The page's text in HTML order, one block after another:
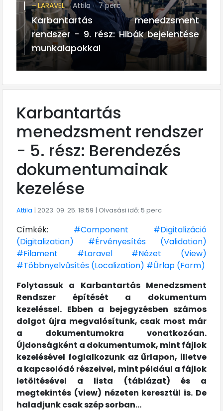
LARAVEL Attila 7 perc
Karbantartás menedzsment
rendszer - 9. rész: Hibák bejelentése
munkalapokkal
Karbantartás
menedzsment rendszer
- 5. rész: Berendezés
dokumentumainak
kezelése
Attila | 2023. 09. 25. 18:59 | Olvasási idő: 5 perc
Címkék: #Component
#Digitalizáció
(Digitalization)
#Érvényesítés (Validation)
#Filament
#Laravel
#Nézet (View)
#Többnyelvűsítés (Localization) #Űrlap (Form)
Folytassuk a Karbantartás Menedzsment
Rendszer építését a dokumentum
kezeléssel. Ebben a bejegyzésben számos
dolgot újra megvalósítunk, csak most már
a dokumentumokra vonatkozóan.
Újdonságként a dokumentumok, mint fájlok
kezelésével foglalkozunk az űrlapon, illetve
a kapcsolódó részeivel, mint például a fájlok
letöltésével a lista (táblázat) és a
megtekintés (view) nézeten keresztül is. De
haladjunk csak szép sorban...